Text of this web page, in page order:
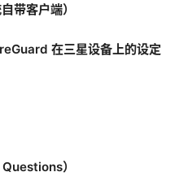
带客户端）
在三星设备上的设定
）